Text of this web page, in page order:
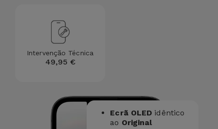
Intervenção Técnica
49,95 €
Ecrã OLED idêntico
ao Original